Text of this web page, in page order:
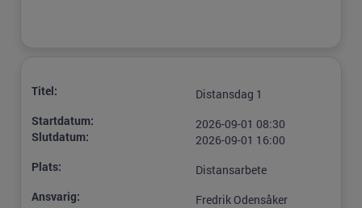
Titel:
Distansdag 1
Startdatum:
Slutdatum:
2026-09-01 08:30
2026-09-01 16:00
Plats:
Distansarbete
Ansvarig:
Fredrik Odensåker